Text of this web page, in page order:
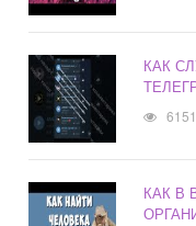
КАК
6151
КАК В